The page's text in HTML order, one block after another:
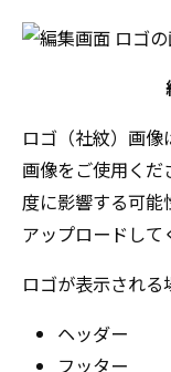
ロゴ（社紋）画
画像をご使用く
度に影響する可能
アップロードして
ロゴが表示される
ヘッダー
フッター